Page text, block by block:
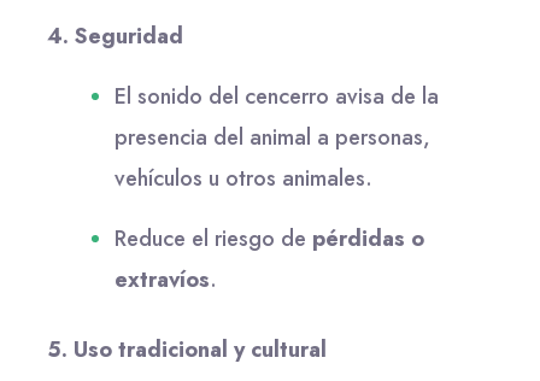
4. Seguridad
El sonido del cencerro avisa de la
presencia del animal a personas,
vehículos u otros animales.
Reduce el riesgo de pérdidas o
extravíos.
5. Uso tradicional y cultural